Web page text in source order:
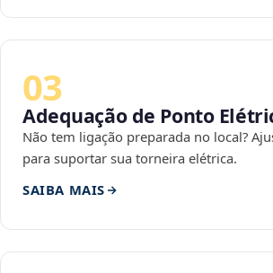
03
Adequação de Ponto
Não tem ligação preparada no local?
para suportar sua torneira elétrica.
SAIBA MAIS